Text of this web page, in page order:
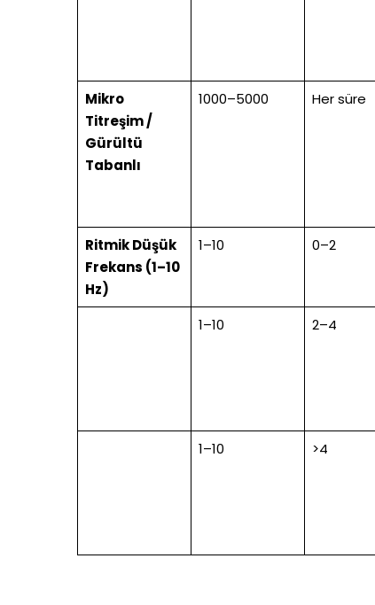
Mikro
Titreşim /
Gürültü
Tabanlı
1000–5000 Her süre
Ritmik Düşük
Frekans (1–10
Hz)
1–10 0–2
1–10
2–4
1–10 >4